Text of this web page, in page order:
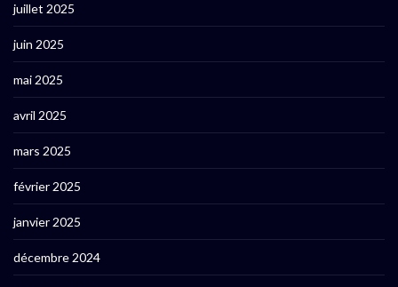
juillet 2025
juin 2025
mai 2025
avril 2025
mars 2025
février 2025
janvier 2025
décembre 2024